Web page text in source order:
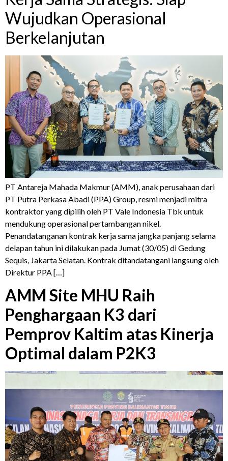
Wujudkan Operasional
Berkelanjutan
PT Antareja Mahada Makmur (AMM), anak perusahaan dari
PT Putra Perkasa Abadi (PPA) Group, resmi menjadi mitra
kontraktor yang dipilih oleh PT Vale Indonesia Tbk untuk
mendukung operasional pertambangan nikel.
Penandatanganan kontrak kerja sama jangka panjang selama
delapan tahun ini dilakukan pada Jumat (30/05) di Gedung
Sequis, Jakarta Selatan. Kontrak ditandatangani langsung oleh
Direktur PPA […]
AMM Site MHU Raih
Penghargaan K3 dari
Pemprov Kaltim atas Kinerja
Optimal dalam P2K3